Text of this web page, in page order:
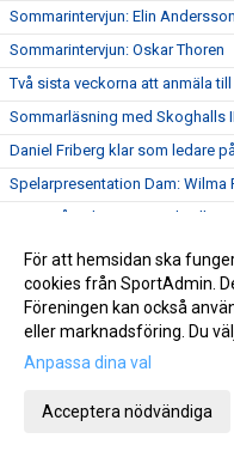
Sommarintervjun: Elin Andersson
Sommarintervjun: Oskar Thoren
Två sista veckorna att anmäla
Sommarläsning med Skoghalls
Daniel Friberg klar som ledare
Spelarpresentation Dam: Wilma
Sista månaden att anmäla till
Spelarpresentation Dam:
Jasmine ledare på
Spelarpresentation Dam: Linn
Fler ledare till
För att hemsidan ska
cookies från SportAdmin.
Föreningen kan också
eller marknadsföring. Du
Anpassa dina val
Acceptera nödvändiga